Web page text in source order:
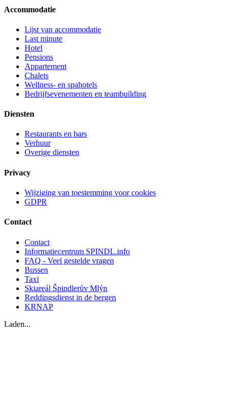
Accommodatie
Lijst van accommodatie
Last minute
Hotel
Pensions
Appartement
Chalets
Wellness- en spahotels
Bedrijfsevenementen en teambuilding
Diensten
Restaurants en bars
Verhuur
Overige diensten
Privacy
Wijziging van toestemming voor cookies
GDPR
Contact
Contact
Informatiecentrum SPINDL.info
FAQ - Veel gestelde vragen
Bussen
Taxi
Skiareál Špindlerův Mlýn
Reddingsdienst in de bergen
KRNAP
Laden...